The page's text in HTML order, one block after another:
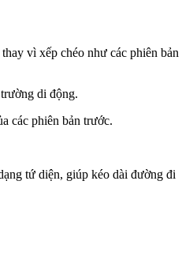
vì xếp chéo như các phiên bản
di động.
các phiên bản trước.
tứ diện, giúp kéo dài đường đi